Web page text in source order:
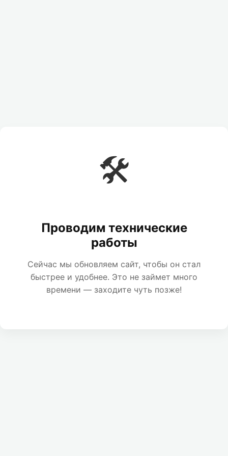
🛠️
Проводим технические
работы
Сейчас мы обновляем сайт, чтобы он стал
быстрее и удобнее. Это не займет много
времени — заходите чуть позже!